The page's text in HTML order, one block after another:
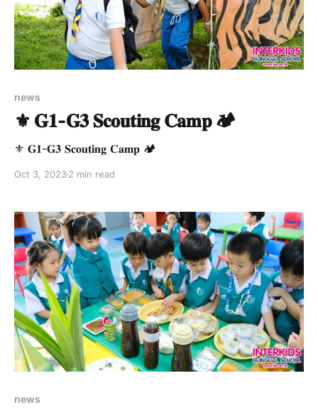
news
⚜️ 𝐆𝟏-𝐆𝟑 𝐒𝐜𝐨𝐮𝐭𝐢𝐧𝐠 𝐂𝐚𝐦𝐩 🏕️
⚜️ 𝐆𝟏-𝐆𝟑 𝐒𝐜𝐨𝐮𝐭𝐢𝐧𝐠 𝐂𝐚𝐦𝐩 🏕️
Oct 3, 20232 min read
news